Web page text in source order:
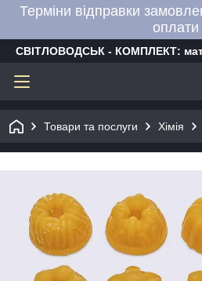
Терміни відправки
оплати
СВІТЛОВОДСЬК - КОМПЛЕКТ:
Товари та послуги Хімія